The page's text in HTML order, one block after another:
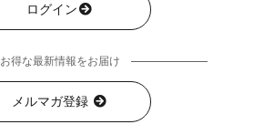
ログイン
お得な最新情報をお届け
メルマガ登録